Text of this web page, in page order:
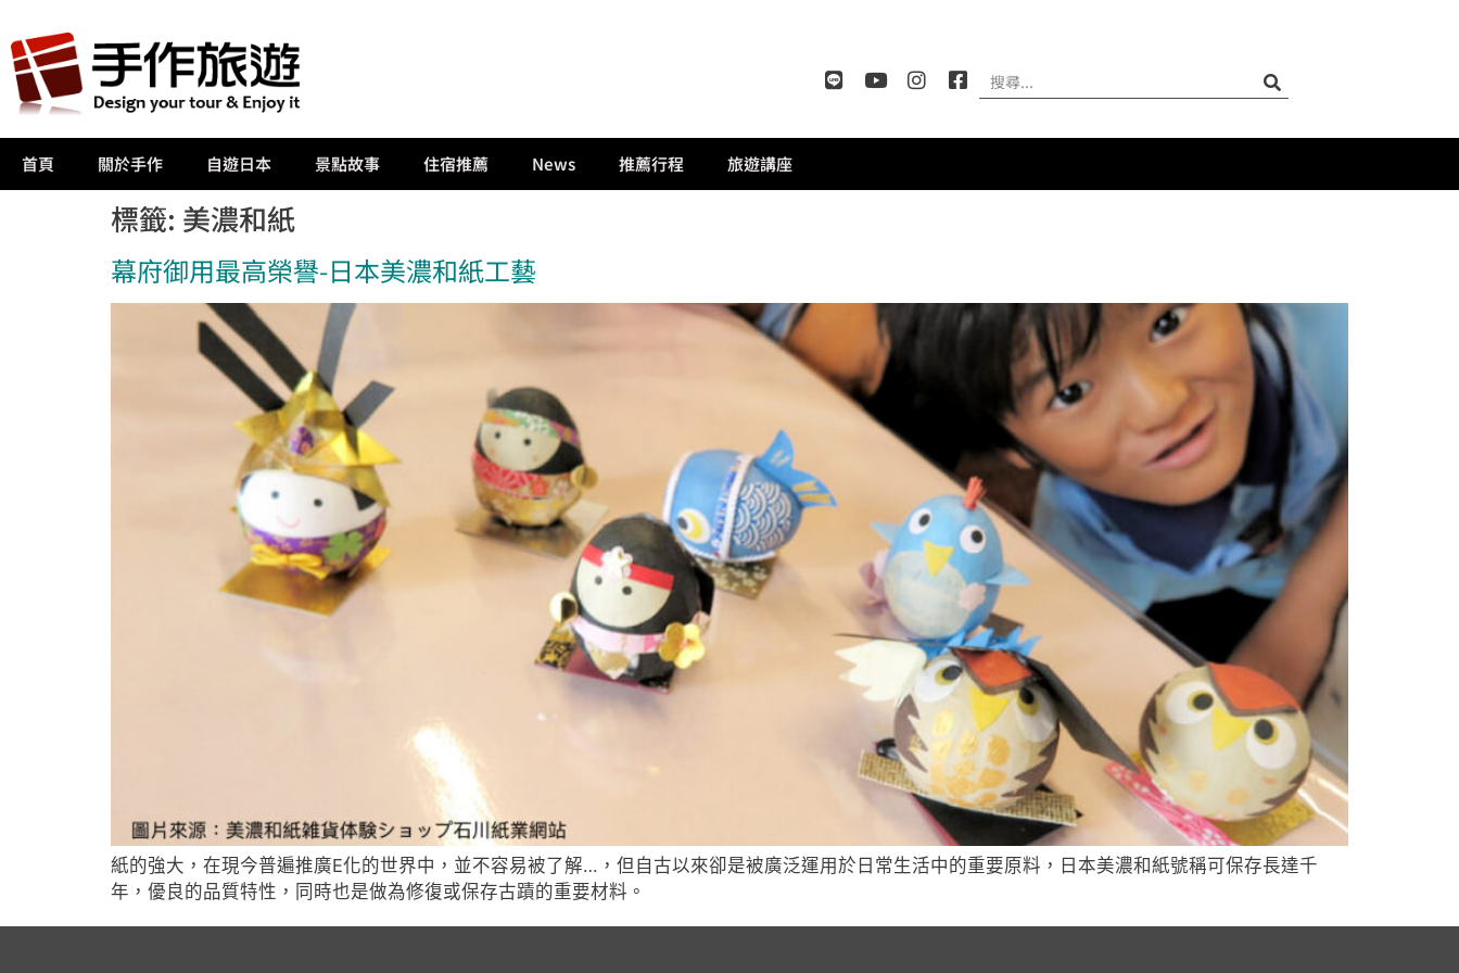
首頁 關於手作 自遊日本 景點故事 住宿推薦 News 推薦行程 旅遊講座
標籤: 美濃和紙
幕府御用最高榮譽-日本美濃和紙工藝
紙的強大，在現今普遍推廣E化的世界中，並不容易被了解…，但自古以來卻是被廣泛運用於日常生活中的重要原料，日本美濃和紙號稱可保存長達千
年，優良的品質特性，同時也是做為修復或保存古蹟的重要材料。